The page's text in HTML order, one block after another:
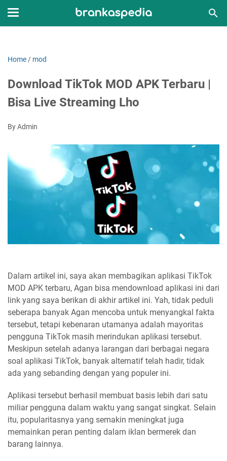
Home / mod
Download TikTok MOD APK Terbaru |
Bisa Live Streaming Lho
By Admin
Dalam artikel ini, saya akan membagikan aplikasi TikTok
MOD APK terbaru, Agan bisa mendownload aplikasi ini dari
link yang saya berikan di akhir artikel ini. Yah, tidak peduli
seberapa banyak Agan mencoba untuk menyangkal fakta
tersebut, tetapi kebenaran utamanya adalah mayoritas
pengguna TikTok masih merindukan aplikasi tersebut.
Meskipun setelah adanya larangan dari berbagai negara
soal aplikasi TikTok, banyak alternatif telah hadir, tidak
ada yang sebanding dengan yang populer ini.
Aplikasi tersebut berhasil membuat basis lebih dari satu
miliar pengguna dalam waktu yang sangat singkat. Selain
itu, popularitasnya yang semakin meningkat juga
memainkan peran penting dalam iklan bermerek dan
barang lainnya.